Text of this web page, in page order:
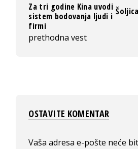
Za tri godine Kina uvodi
sistem bodovanja ljudi i
firmi
prethodna vest
OSTAVITE KOMENTAR
Vaša adresa e-pošte neće